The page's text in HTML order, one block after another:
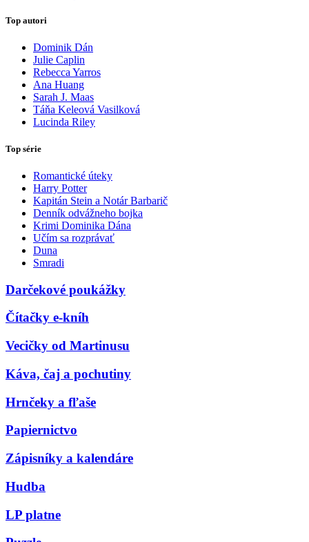
Top autori
Dominik Dán
Julie Caplin
Rebecca Yarros
Ana Huang
Sarah J. Maas
Táňa Keleová Vasilková
Lucinda Riley
Top série
Romantické úteky
Harry Potter
Kapitán Stein a Notár Barbarič
Denník odvážneho bojka
Krimi Dominika Dána
Učím sa rozprávať
Duna
Smradi
Darčekové poukážky
Čítačky e-kníh
Vecičky od Martinusu
Káva, čaj a pochutiny
Hrnčeky a fľaše
Papiernictvo
Zápisníky a kalendáre
Hudba
LP platne